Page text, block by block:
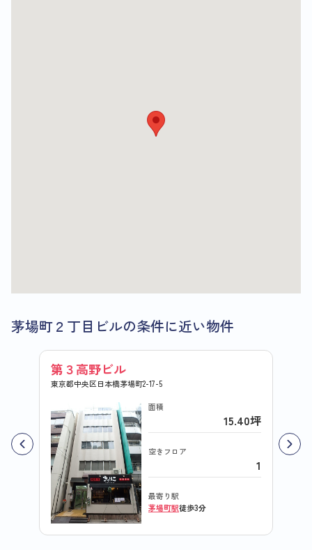
茅場町２丁目ビルの条件に近い物件
第３高野ビル
東京都中央区日本橋茅場町2-17-5
面積
15.40坪
空きフロア
1
最寄り駅
茅場町駅徒歩3分